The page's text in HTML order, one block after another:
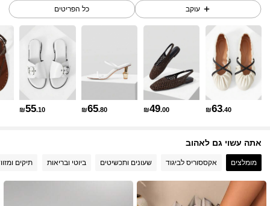
4.81
71K עוקבים
4.81 71K עוקבים
עוקב כל הפריטים
₪63.40
₪49.00
₪65.80
₪55.10
אתה עשוי גם לאהוב
מומלצים אקססוריס לביגוד שעונים ותכשיטים ביוטי ובריאות תיקים